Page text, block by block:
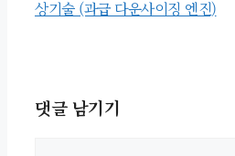
상기술 (과급 다운사이징 엔진)
댓글 남기기